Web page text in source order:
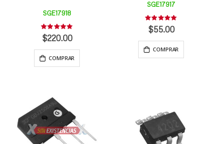
SGE17918
Rating:
0%
$220.00
COMPRAR
SGE17917
Rating:
0%
$55.00
COMPRAR